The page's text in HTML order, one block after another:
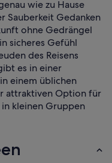
wie zu Hause
Sauberkeit Gedanken
ohne Gedrängel
sicheres Gefühl
des Reisens
es in einer
einem üblichen
attraktiven Option für
kleinen Gruppen